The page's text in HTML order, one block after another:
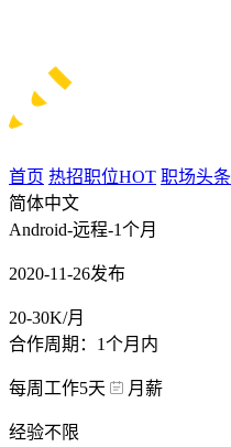
首页 热招职位HOT 职场头条
简体中文
Android-远程-1个月
2020-11-26发布
20-30K/月
合作周期：1个月内
每周工作5天 月薪
经验不限